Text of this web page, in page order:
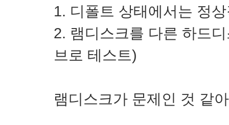
1. 디폴트 상태에서는 정
2. 램디스크를 다른 하드
브로 테스트)
램디스크가 문제인 것 같